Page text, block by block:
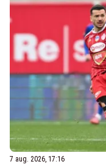
7 aug. 2026, 17:16